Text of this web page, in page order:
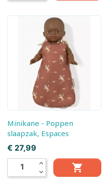
Minikane - Poppen
slaapzak, Espaces
Prijs
€ 27,99
expand_less
expand_more
